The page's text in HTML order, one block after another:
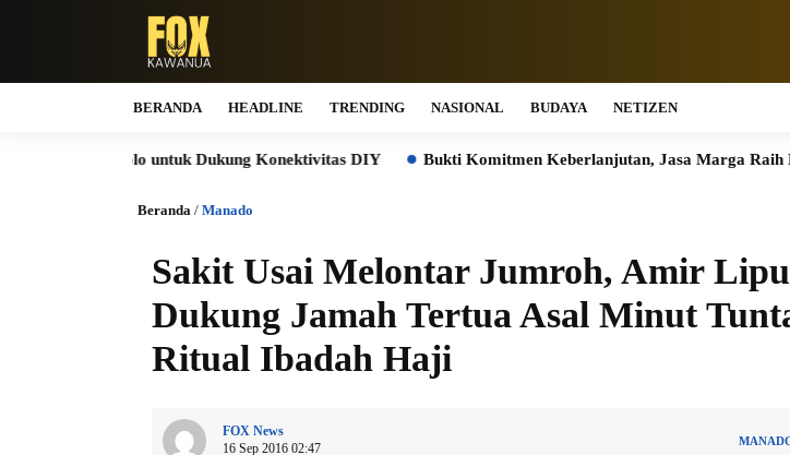
BERANDA HEADLINE TRENDING NASIONAL BUDAYA NETIZEN
untuk Dukung Konektivitas DIY Bukti Komitmen Keberlanjutan, Jasa Marga Raih Predikat Gold
Beranda / Manado
Sakit Usai Melontar Jumroh, Amir
Dukung Jamah Tertua Asal Minut
Ritual Ibadah Haji
FOX News
16 Sep 2016 02:47